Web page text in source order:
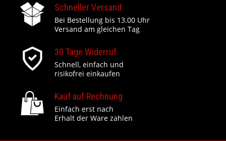
Schneller Versand
Bei Bestellung bis 13.00 Uhr
Versand am gleichen Tag
30 Tage Widerruf
Schnell, einfach und
risikofrei einkaufen
Kauf auf Rechnung
Einfach erst nach
Erhalt der Ware zahlen